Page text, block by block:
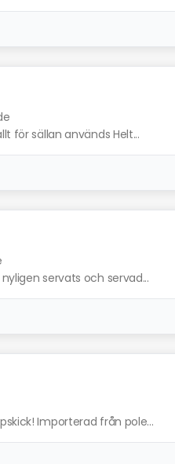
för sällan används Helt...
servats och servad...
Importerad från pole...